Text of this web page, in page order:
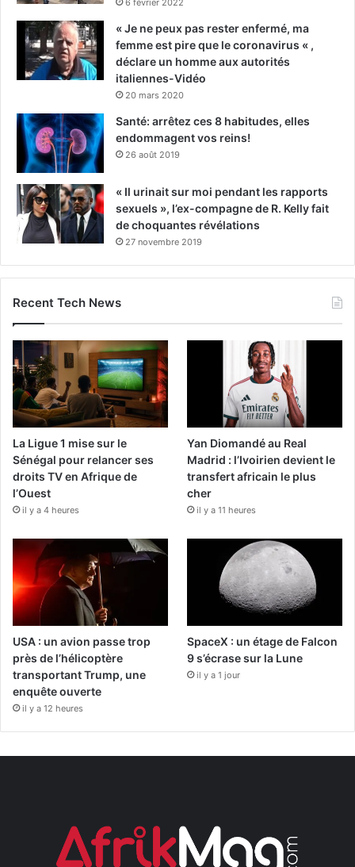
« Je ne peux pas rester enfermé, ma
femme est pire que le coronavirus « ,
déclare un homme aux autorités
italiennes-Vidéo
20 mars 2020
Santé: arrêtez ces 8 habitudes, elles
endommagent vos reins!
26 août 2019
« Il urinait sur moi pendant les rapports
sexuels », l’ex-compagne de R. Kelly fait
de choquantes révélations
27 novembre 2019
Recent Tech News
La Ligue 1 mise sur le
Sénégal pour relancer ses
droits TV en Afrique de
l’Ouest
il y a 4 heures
Yan Diomandé au Real
Madrid : l’Ivoirien devient le
transfert africain le plus
cher
il y a 11 heures
USA : un avion passe trop
près de l’hélicoptère
transportant Trump, une
enquête ouverte
il y a 12 heures
SpaceX : un étage de Falcon
9 s’écrase sur la Lune
il y a 1 jour